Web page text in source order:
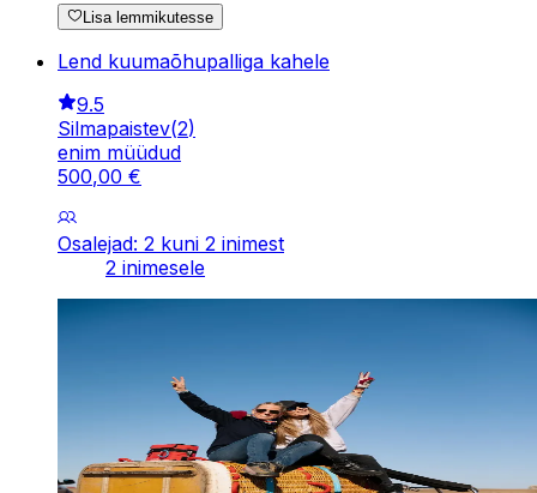
Lisa lemmikutesse
Lend kuumaõhupalliga kahele
9.5
Silmapaistev(2)
enim müüdud
500,00 €
Osalejad: 2 kuni 2 inimest
2 inimesele